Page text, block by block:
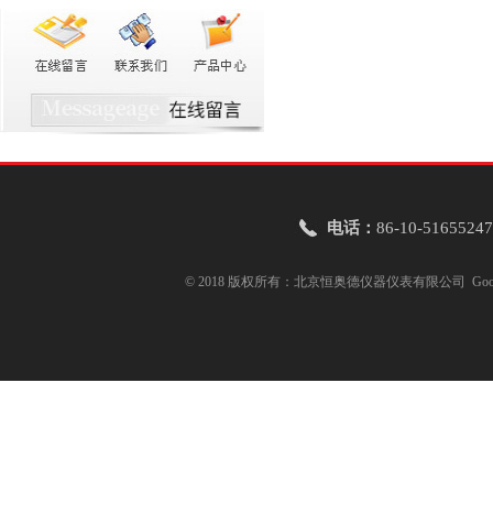
电话： 86-10-51655247
© 2018 版权所有：北京恒奥德仪器仪表有限公司